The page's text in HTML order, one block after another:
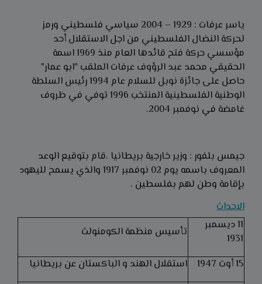
ياسر عرفات : 1929 – 2004 سياسي فلسطيني ورمز
لحركة النضال الفلسطيني من اجل الاستقلال أحد
مؤسسي حركة فتح قائدها العام منذ 1969 اسمة
الحقيقي محمد عبد الرؤوف عرفات الملقب "ابو عمار"
حاصل على جائزة نوبل للسلام عام 1994 رئيس السلطة
الوطنية الفلسطينية المنتخب 1996 توفي في ظروف
غامضة في نوفمبر 2004.
جيمس بلفور : وزير خارجية بريطانيا ،قام بتوقيع الوعد
المعروف باسمه يوم 02 نوفمبر 1917 والذي يسمح لليهود
بإقامة وطن لهم بفلسطين .
الاحداث
11 ديسمبر
1931
تأسيس منظمة الكومنولث
15 أوت 1947
استقلال الهند و الباكستان عن بريطانيا